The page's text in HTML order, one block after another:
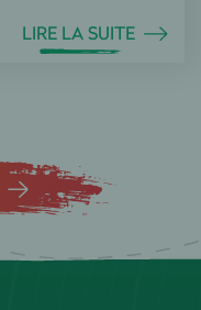
LIRE LA SUITE